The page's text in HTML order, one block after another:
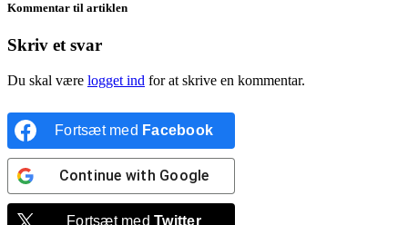
Kommentar til artiklen
Skriv et svar
Du skal være logget ind for at skrive en kommentar.
Fortsæt med Facebook
Continue with Google
Fortsæt medTwitter